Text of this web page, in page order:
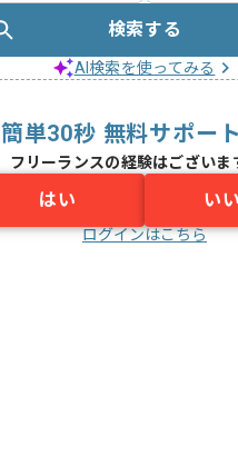
検索する
AI検索を使ってみる
簡単30秒 無料サポー
フリーランスの経験はございま
はい い
ログインはこちら